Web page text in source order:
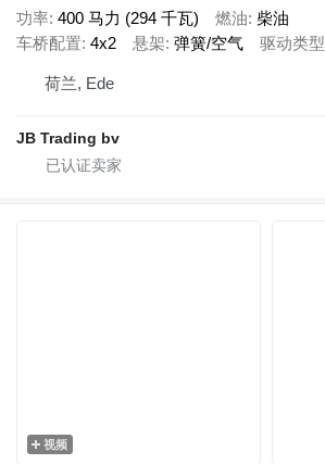
功率 400 马力 (294 千瓦) 燃油 柴油
车桥配置 4x2 悬架 弹簧/空气 驱动类型
荷兰, Ede
JB Trading bv
视频